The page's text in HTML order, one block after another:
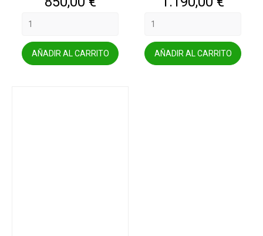
AÑADIR AL CARRITO AÑADIR AL CARRITO